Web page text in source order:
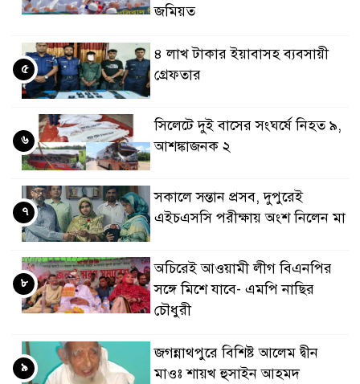
জমিয়ত
৪ লাখ টাকার ইয়াবাসহ ব্যবসায়ী
গ্রেফতার
৫
সিলেটে দুই বাসের সংঘর্ষে নিহত ৯,
আশঙ্কাজনক ২
৬
সকালে সন্তান প্রসব, দুপুরেই
এইচএসসি পরীক্ষায় অংশ নিলেন মা
৭
অচিরেই আওয়ামী লীগ বিএনপির
সঙ্গে মিশে যাবে- এমপি নাছির
চৌধুরী
৮
জগন্নাথপুরে বিশিষ্ট আলেম দ্বীন
মাওঃ শায়খ হুসাইন আহমদ
৯